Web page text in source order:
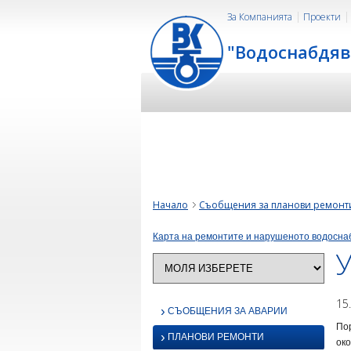
За Компанията Проекти
Начало Съобщения за планови
Карта на ремонтите и нарушеното
› СЪОБЩЕНИЯ ЗА АВАРИИ
› ПЛАНОВИ РЕМОНТИ